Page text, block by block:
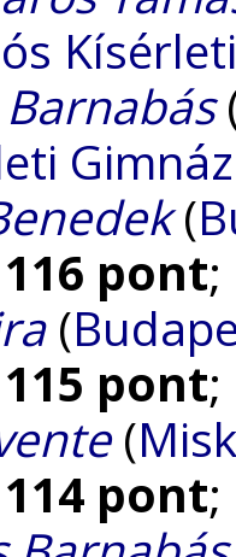
(
116 pont;
(
115 pont;
(
114 pont;